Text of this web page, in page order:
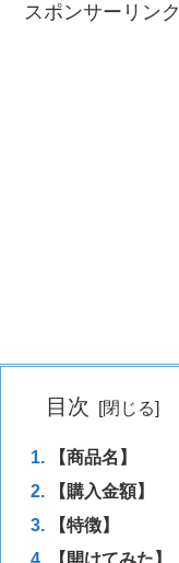
スポンサーリンク
目次
【商品名】
【購入金額】
【特徴】